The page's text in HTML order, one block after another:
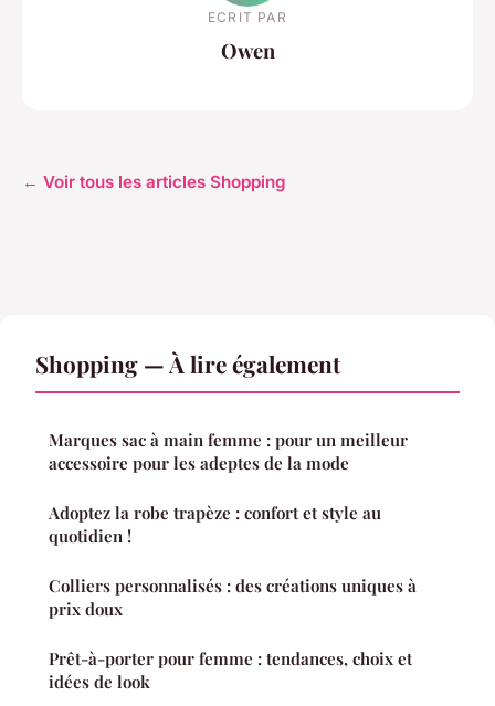
ECRIT PAR
Owen
← Voir tous les articles Shopping
Shopping — À lire également
Marques sac à main femme : pour un meilleur
accessoire pour les adeptes de la mode
Adoptez la robe trapèze : confort et style au
quotidien !
Colliers personnalisés : des créations uniques à
prix doux
Prêt-à-porter pour femme : tendances, choix et
idées de look